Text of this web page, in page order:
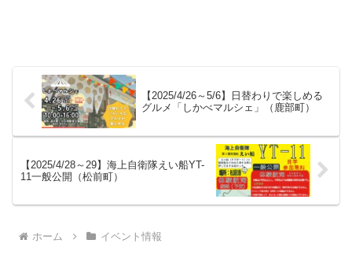
【2025/4/26～5/6】日替わりで楽しめる
グルメ「しかべマルシェ」（鹿部町）
【2025/4/28～29】海上自衛隊えい船YT-
11一般公開（松前町）
ホーム イベント情報